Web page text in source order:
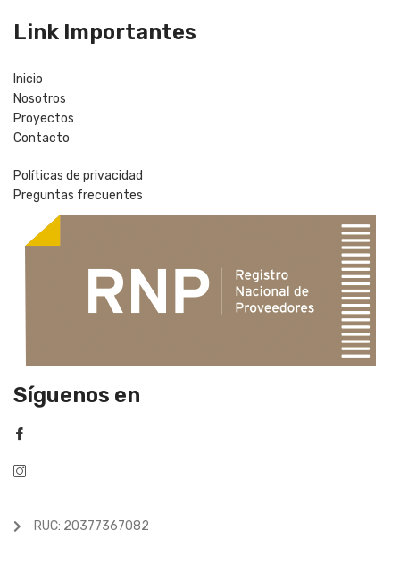
Link Importantes
Inicio
Nosotros
Proyectos
Contacto
Políticas de privacidad
Preguntas frecuentes
Síguenos en
RUC: 20377367082